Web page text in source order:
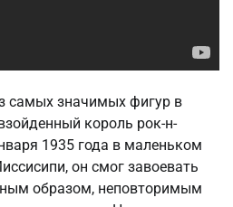
самых значимых фигур в
король рок-н-
1935 года в маленьком
он смог завоевать
образом, неповторимым